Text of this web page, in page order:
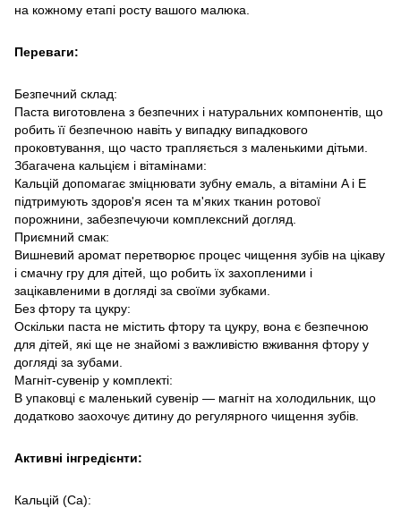
на кожному етапі росту вашого малюка.
Переваги:
Безпечний склад:
Паста виготовлена з безпечних і натуральних компонентів, що
робить її безпечною навіть у випадку випадкового
проковтування, що часто трапляється з маленькими дітьми.
Збагачена кальцієм і вітамінами:
Кальцій допомагає зміцнювати зубну емаль, а вітаміни A і E
підтримують здоров'я ясен та м'яких тканин ротової
порожнини, забезпечуючи комплексний догляд.
Приємний смак:
Вишневий аромат перетворює процес чищення зубів на цікаву
і смачну гру для дітей, що робить їх захопленими і
зацікавленими в догляді за своїми зубками.
Без фтору та цукру:
Оскільки паста не містить фтору та цукру, вона є безпечною
для дітей, які ще не знайомі з важливістю вживання фтору у
догляді за зубами.
Магніт-сувенір у комплекті:
В упаковці є маленький сувенір — магніт на холодильник, що
додатково заохочує дитину до регулярного чищення зубів.
Активні інгредієнти:
Кальцій (Ca):